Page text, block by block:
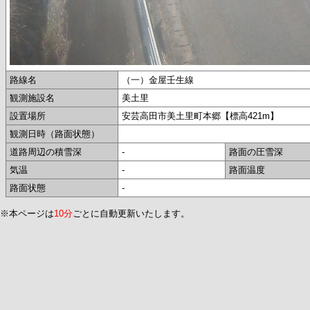
路線名
（一）金屋壬生線
観測施設名
美土里
設置場所
安芸高田市美土里町本郷【標高421m】
観測日時（路面状態）
道路周辺の積雪深
-
路面の圧雪深
気温
-
路面温度
路面状態
-
※本ページは10分ごとに自動更新いたします。